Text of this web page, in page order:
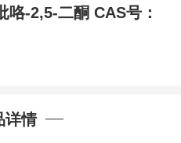
-2,5-二酮 CAS号：
详情